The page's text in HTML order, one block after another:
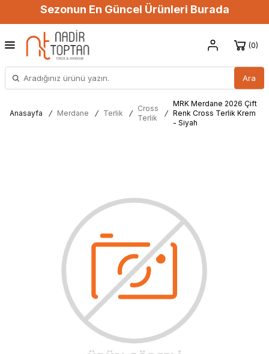
Sezonun En Güncel Ürünleri Burada
Ara
0
Anasayfa / Merdane / Terlik /
Cross
Terlik
/
MRK Merdane 2026 Çift
Renk Cross Terlik Krem
- Siyah